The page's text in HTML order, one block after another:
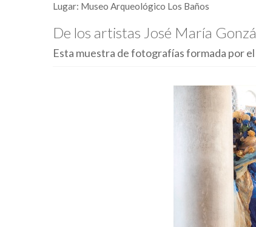
Lugar: Museo Arqueológico Los Baños
De los artistas José María
Esta muestra de fotografías formada por